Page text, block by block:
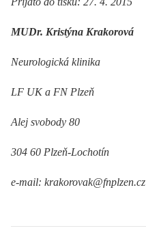
MUDr. Kristýna Krakorová
Neurologická klinika
LF UK a FN Plzeň
Alej svobody 80
304 60 Plzeň-Lochotín
e-mail: krakorovak@fnplzen.cz